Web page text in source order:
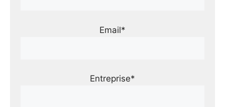
Email*
Entreprise*